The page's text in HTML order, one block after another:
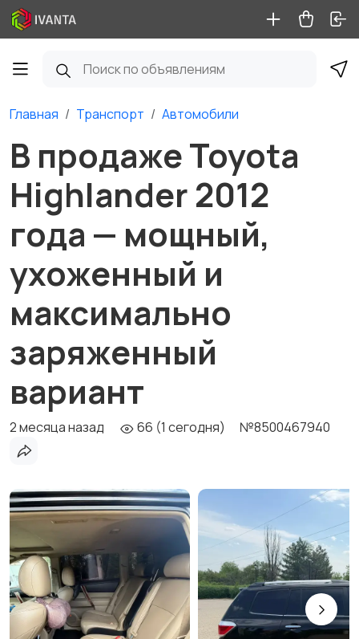
Главная Транспорт Автомобили
В продаже Toyota
Highlander 2012
года — мощный,
ухоженный и
максимально
заряженный
вариант
2 месяца назад 66 (1 сегодня) №8500467940